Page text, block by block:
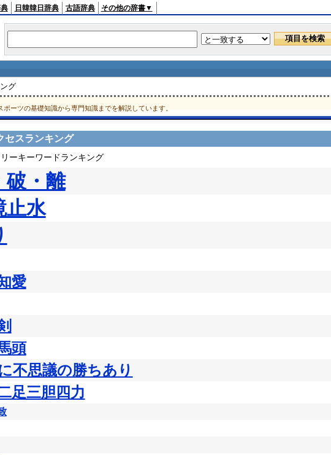
日韓韓日辞典 古語辞典 その他の辞書▼
グ
ーツの基礎知識から専門知識までを解説しています。
セスランキング
ーキーワードランキング
破・離
止水
愛
頭
不思議の勝ちあり
足三胆四力